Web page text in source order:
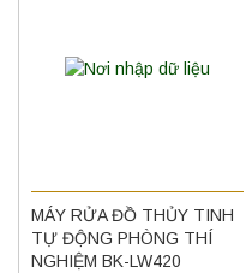
MÁY RỬA ĐỒ THỦY TINH
TỰ ĐỘNG PHÒNG THÍ
NGHIỆM BK-LW420
ổn định
Liên hệ